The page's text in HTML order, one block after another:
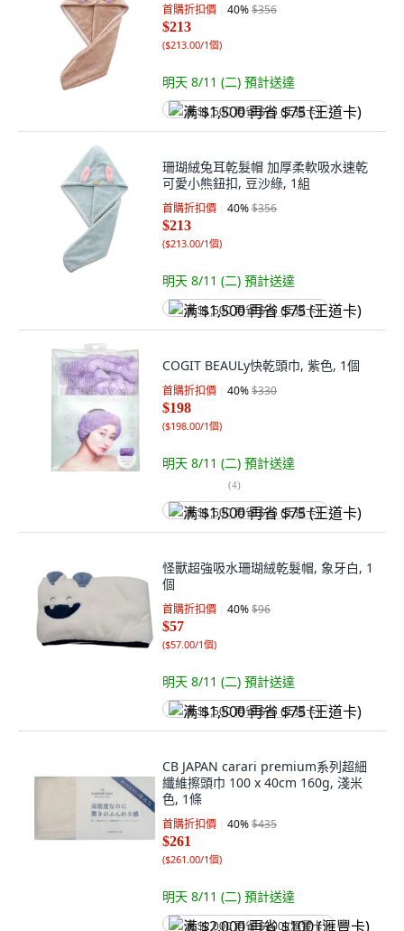
首購折扣價 40%$356
$213
($213.00/1個)
明天 8/11 (二) 預計送達
满 $1,500 再省 $75 (王道卡)
珊瑚絨兔耳乾髮帽 加厚柔軟吸水速乾
可愛小熊鈕扣, 豆沙綠, 1組
首購折扣價 40%$356
$213
($213.00/1個)
明天 8/11 (二) 預計送達
满 $1,500 再省 $75 (王道卡)
COGIT BEAULy快乾頭巾, 紫色, 1個
首購折扣價 40%$330
$198
($198.00/1個)
明天 8/11 (二) 預計送達
(4)
满 $1,500 再省 $75 (王道卡)
怪獸超強吸水珊瑚絨乾髮帽, 象牙白, 1
個
首購折扣價 40%$96
$57
($57.00/1個)
明天 8/11 (二) 預計送達
满 $1,500 再省 $75 (王道卡)
CB JAPAN carari premium系列超細
纖維擦頭巾 100 x 40cm 160g, 淺米
色, 1條
首購折扣價 40%$435
$261
($261.00/1個)
明天 8/11 (二) 預計送達
满 $2,000 再省 $100 (滙豐卡)